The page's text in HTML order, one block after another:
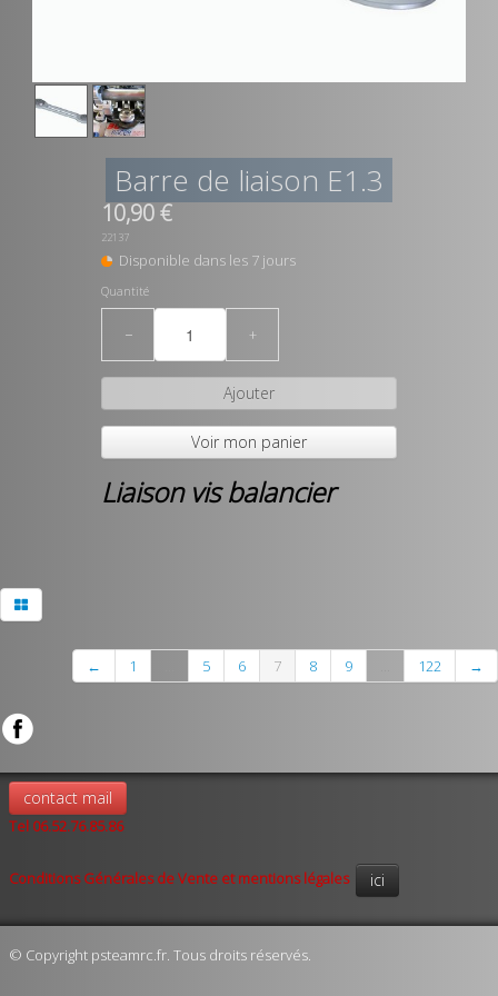
Barre de liaison E1.3
10,90 €
22137
Disponible dans les 7 jours
Quantité
− +
Ajouter
Voir mon panier
Liaison vis balancier
← 1 5 6 7 8 9 122 →
contact mail
Tel 06.52.76.85.86
Conditions Générales de Vente et mentions légales ici
© Copyright psteamrc.fr. Tous droits réservés.